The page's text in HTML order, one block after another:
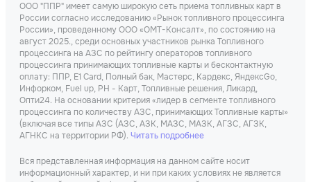
ООО "ППР" имеет самую широкую сеть приема топливных карт в
России согласно исследованию «Рынок топливного процессинга
России», проведенному ООО «ОМТ-Консалт», по состоянию на
август 2025., среди основных участников рынка Топливного
процессинга на АЗС по рейтингу операторов топливного
процессинга принимающих топливные карты и бесконтактную
оплату: ППР, Е1 Card, Полный бак, Мастерс, Кардекс, ЯндексGo,
Инфорком, Fuel up, РН - Карт, Топливные решения, Ликард,
Опти24. На основании критерия «лидер в сегменте топливного
процессинга по количеству АЗС, принимающих Топливные карты»
(включая все типы АЗС (АЗС, АЗК, МАЗС, МАЗК, АГЗС, АГЗК,
АГНКС на территории РФ). Читать подробнее
Вся представленная информация на данном сайте носит
информационный характер, и ни при каких условиях не является